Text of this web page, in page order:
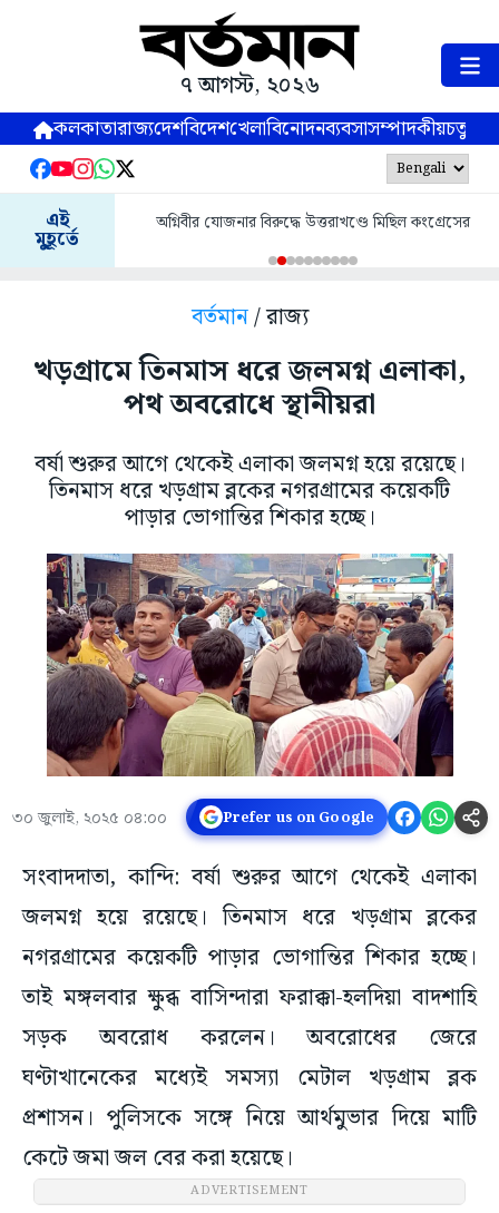
৭ আগস্ট, ২০২৬
কলকাতারাজ্যদেশবিদেশখেলাবিনোদনব্যবসাসম্পাদকীয়
এই
মুহূর্তে
অগ্নিবীর যোজনার বিরুদ্ধে উত্তরাখণ্ডে মিছিল কংগ্রেসের
বর্তমান/ রাজ্য
খড়গ্রামে তিনমাস ধরে জলমগ্ন এলাকা,
পথ অবরোধে স্থানীয়রা
বর্ষা শুরুর আগে থেকেই এলাকা জলমগ্ন হয়ে রয়েছে।
তিনমাস ধরে খড়গ্রাম ব্লকের নগরগ্রামের কয়েকটি
পাড়ার ভোগান্তির শিকার হচ্ছে।
৩০ জুলাই, ২০২৫ ০৪:০০ Prefer us on Google
সংবাদদাতা, কান্দি: বর্ষা শুরুর আগে থেকেই এলাকা
জলমগ্ন হয়ে রয়েছে। তিনমাস ধরে খড়গ্রাম ব্লকের
নগরগ্রামের কয়েকটি পাড়ার ভোগান্তির শিকার হচ্ছে।
তাই মঙ্গলবার ক্ষুব্ধ বাসিন্দারা ফরাক্কা-হলদিয়া বাদশাহি
সড়ক অবরোধ করলেন। অবরোধের জেরে
ঘণ্টাখানেকের মধ্যেই সমস্যা মেটাল খড়গ্রাম ব্লক
প্রশাসন। পুলিসকে সঙ্গে নিয়ে আর্থমুভার দিয়ে মাটি
কেটে জমা জল বের করা হয়েছে।
ADVERTISEMENT